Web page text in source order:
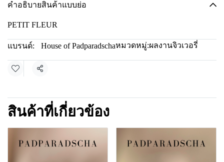
คำอธิบายสินค้าแบบย่อ
PETIT FLEUR
แบรนด์: House of Padparadschaหมวดหมู่:ผลงานจิวเวอรี่
แชร์
สินค้าที่เกี่ยวข้อง